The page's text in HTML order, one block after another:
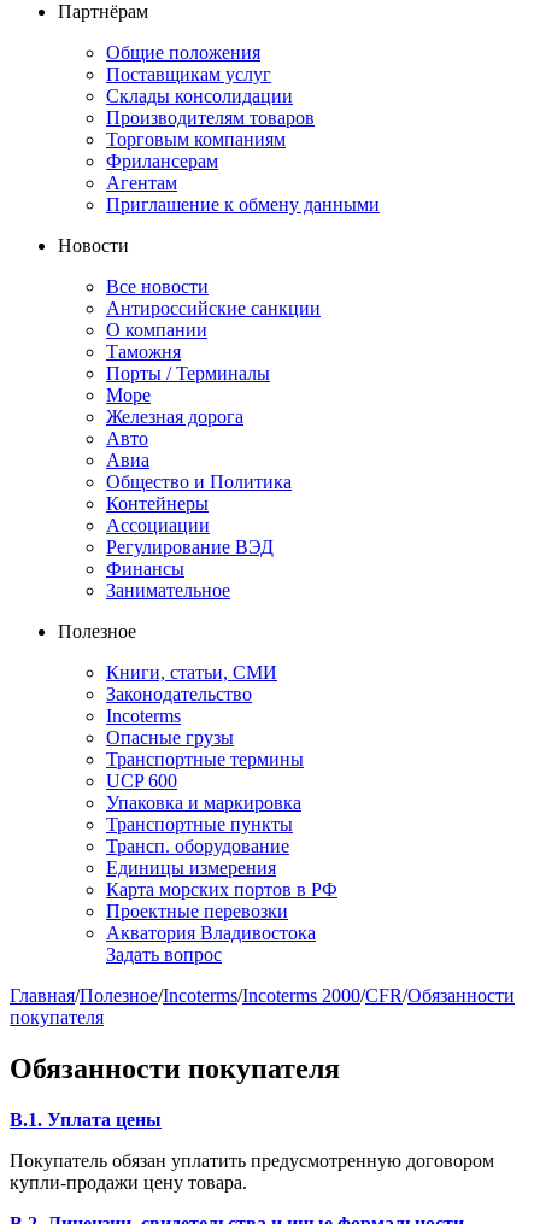
Партнёрам
Общие положения
Поставщикам услуг
Склады консолидации
Производителям товаров
Торговым компаниям
Фрилансерам
Агентам
Приглашение к обмену данными
Новости
Все новости
Антироссийские санкции
О компании
Таможня
Порты / Терминалы
Море
Железная дорога
Авто
Авиа
Общество и Политика
Контейнеры
Ассоциации
Регулирование ВЭД
Финансы
Занимательное
Полезное
Книги, статьи, СМИ
Законодательство
Incoterms
Опасные грузы
Транспортные термины
UCP 600
Упаковка и маркировка
Транспортные пункты
Трансп. оборудование
Единицы измерения
Карта морских портов в РФ
Проектные перевозки
Акватория Владивостока
Задать вопрос
Главная/Полезное/Incoterms/Incoterms 2000/CFR/Обязанности
покупателя
Обязанности покупателя
B.1. Уплата цены
Покупатель обязан уплатить предусмотренную договором
купли-продажи цену товара.